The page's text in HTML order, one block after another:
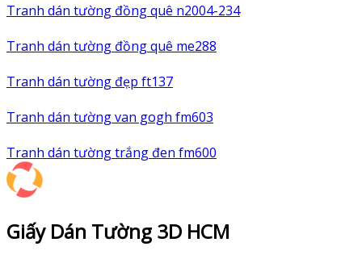
Tranh dán tường đồng quê n2004-234
Tranh dán tường đồng quê me288
Tranh dán tường đẹp ft137
Tranh dán tường van gogh fm603
Tranh dán tường trắng đen fm600
Giấy Dán Tường 3D HCM